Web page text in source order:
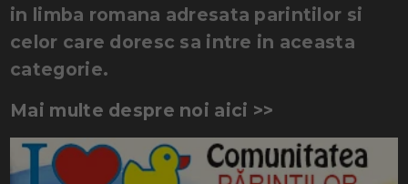
in limba romana adresata parintilor si
celor care doresc sa intre in aceasta
categorie.
Mai multe despre noi aici >>